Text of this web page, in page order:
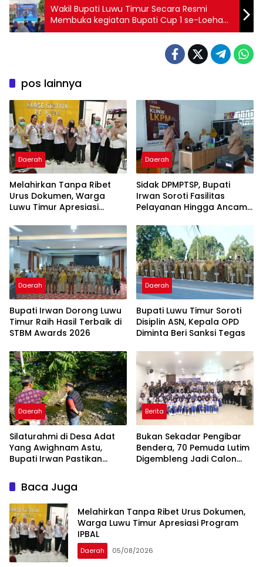
Wakil Bupati Luwu Timur Secara Resmi
Membuka kegiatan Bupati Cup 1 se-Loeha
Raya
pos lainnya
Daerah
Melahirkan Tanpa Ribet
Urus Dokumen, Warga
Luwu Timur Apresiasi
Daerah
Sidak DPMPTSP, Bupati
Irwan Soroti Fasilitas
Pelayanan Hingga Ancam
Daerah
Bupati Irwan Dorong Luwu
Timur Raih Hasil Terbaik di
STBM Awards 2026
Daerah
Bupati Luwu Timur Soroti
Disiplin ASN, Kepala OPD
Diminta Beri Sanksi Tegas ‎ ‎
Daerah
Silaturahmi di Desa Adat
Yang Awighnam Astu,
Bupati Irwan Pastikan
Ditindaklanjuti
Berita
‎Bukan Sekadar Pengibar
Bendera, 70 Pemuda Lutim
Digembleng Jadi Calon
Baca Juga
Melahirkan Tanpa Ribet Urus Dokumen,
Warga Luwu Timur Apresiasi Program
IPBAL
Daerah 05/08/2026